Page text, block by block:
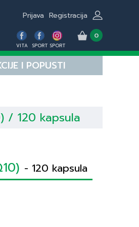
Registracija
Prijava
VITA SPORT SPORT
0
I POPUSTI
/ 120 kapsula
- 120 kapsula